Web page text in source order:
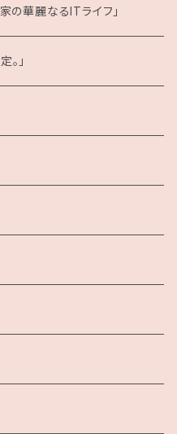
の華麗なるITライフ」
」